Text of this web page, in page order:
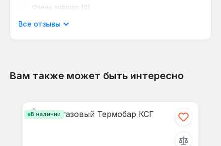
Очень хорошо (0)
0%
0%
50%
Все отзывы
Вам также может быть интересно
В наличии